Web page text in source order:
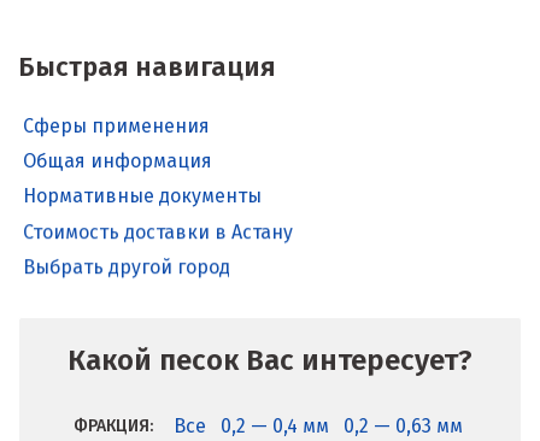
Быстрая навигация
Сферы применения
Общая информация
Нормативные документы
Стоимость доставки в Астану
Выбрать другой город
Какой песок Вас интересует?
ФРАКЦИЯ: Все 0,2 — 0,4 мм 0,2 — 0,63 мм